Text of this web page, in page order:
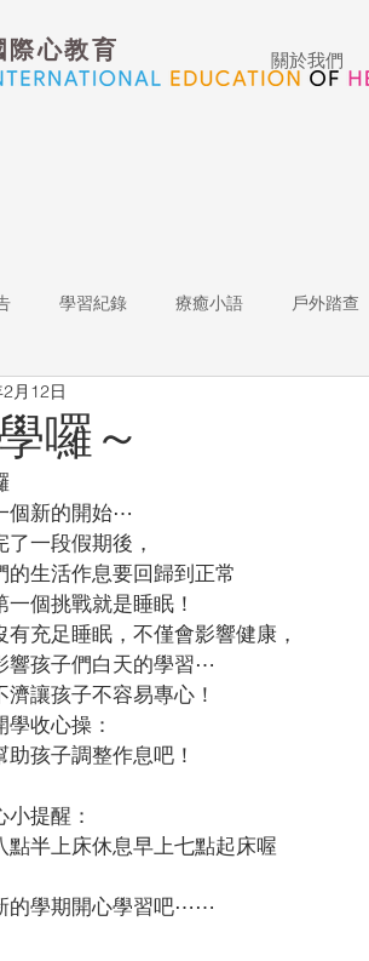
際心教育 關於我們
學習紀錄 療癒小語 戶外踏查
演藝術
國際教育
囉～
月12日
個新的開始⋯
了一段假期後，
的生活作息要回歸到正常
一個挑戰就是睡眠！
有充足睡眠，不僅會影響健康，
響孩子們白天的學習⋯
濟讓孩子不容易專心！
學收心操：
助孩子調整作息吧！
提醒：
點半上床休息早上七點起床喔
的學期開心學習吧⋯⋯